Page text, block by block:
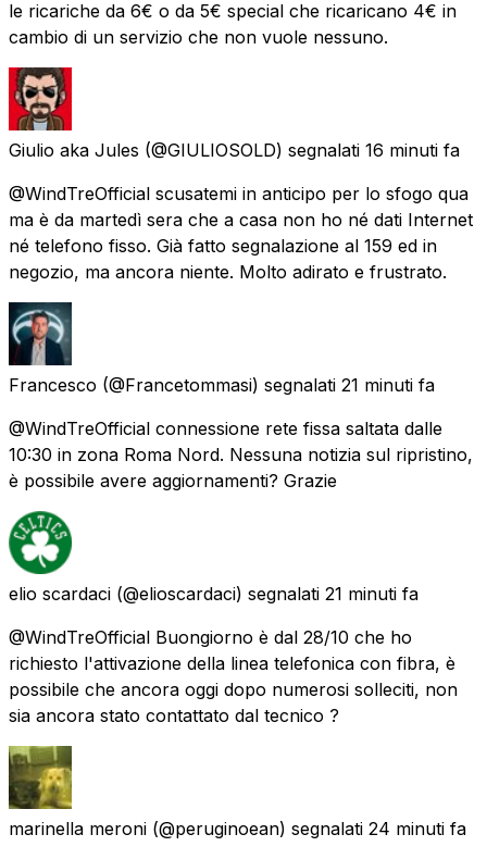
le ricariche da 6€ o da 5€ special che ricaricano 4€ in
cambio di un servizio che non vuole nessuno.
Giulio aka Jules (@GIULIOSOLD) segnalati 16 minuti fa
@WindTreOfficial scusatemi in anticipo per lo sfogo qua
ma è da martedì sera che a casa non ho né dati Internet
né telefono fisso. Già fatto segnalazione al 159 ed in
negozio, ma ancora niente. Molto adirato e frustrato.
Francesco (@Francetommasi) segnalati 21 minuti fa
@WindTreOfficial connessione rete fissa saltata dalle
10:30 in zona Roma Nord. Nessuna notizia sul ripristino,
è possibile avere aggiornamenti? Grazie
elio scardaci (@elioscardaci) segnalati 21 minuti fa
@WindTreOfficial Buongiorno è dal 28/10 che ho
richiesto l'attivazione della linea telefonica con fibra, è
possibile che ancora oggi dopo numerosi solleciti, non
sia ancora stato contattato dal tecnico ?
marinella meroni (@peruginoean) segnalati 24 minuti fa